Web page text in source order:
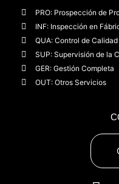
PRO: Prospección de
INF: Inspección en
QUA: Control de
SUP: Supervisión de la
GER: Gestión Completa
OUT: Otros Servicios